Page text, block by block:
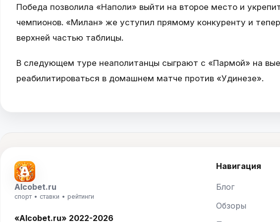
Победа позволила «Наполи» выйти на второе место и
чемпионов. «Милан» же уступил прямому конкуренту и
верхней частью таблицы.
В следующем туре неаполитанцы сыграют с «Пармой» на
реабилитироваться в домашнем матче против «Удинезе».
Alcobet.ru
спорт • ставки • рейтинги
«Alcobet.ru» 2022-2026
Навигация
Блог
Обзоры